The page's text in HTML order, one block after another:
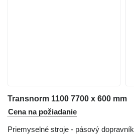
Transnorm 1100 7700 x 600 mm
Cena na požiadanie
Priemyselné stroje - pásový dopravník